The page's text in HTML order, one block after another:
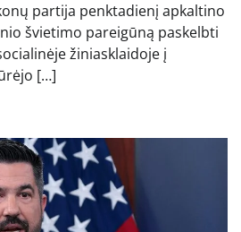
partija penktadienį apkaltino
švietimo pareigūną paskelbti
žiniasklaidoje į
[…]